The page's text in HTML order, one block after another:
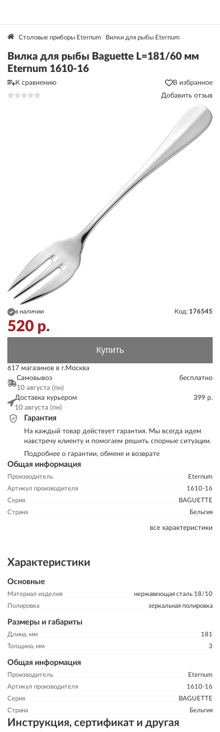
Столовые приборы Eternum Вилки для рыбы Eternum
Вилка для рыбы Baguette L=181/60 мм
Eternum 1610-16
К сравнению
В избранное
Добавить отзыв
Общая информация
Производитель
Eternum
Артикул производителя
1610-16
Серия
BAGUETTE
Страна
Бельгия
все характеристики
в наличии Код: 176545
520 р.
Купить
617 магазинов в г.Москва
Самовывоз
10 августа (пн)
бесплатно
Доставка курьером
10 августа (пн)
399 р.
Гарантия
На каждый товар действует гарантия. Мы всегда идем
навстречу клиенту и помогаем решить спорные ситуации.
Подробнее о гарантии, обмене и возврате
Характеристики
Основные
Материал изделия
нержавеющая сталь 18/10
Полировка
зеркальная полировка
Размеры и габариты
Длина, мм
181
Толщина, мм
3
Общая информация
Производитель
Eternum
Артикул производителя
1610-16
Серия
BAGUETTE
Страна
Бельгия
Инструкция, сертификат и другая